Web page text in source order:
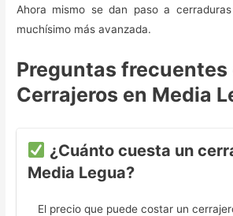
Ahora mismo se dan paso a
muchísimo más avanzada.
Preguntas frecuentes
Cerrajeros en Media
¿Cuánto cuesta un
Media Legua?
El precio que puede costar un